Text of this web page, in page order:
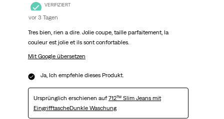
VERIFIZIERT
vor 3 Tagen
Tres bien, rien a dire. Jolie coupe, taille parfaitement, la
couleur est jolie et ils sont confortables.
Mit Google übersetzen
Ja, Ich empfehle dieses Produkt.
Ursprünglich erschienen auf712™ Slim Jeans mit
EingrifftascheDunkle Waschung